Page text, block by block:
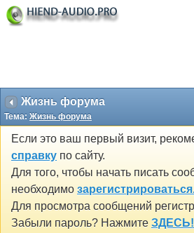
Жизнь форума
Тема: Жизнь форума
Если это ваш первый визит,
справку по сайту.
Для того, чтобы начать писать
необходимо
Для просмотра сообщений
Забыли пароль? Нажмите ЗДЕСЬ!